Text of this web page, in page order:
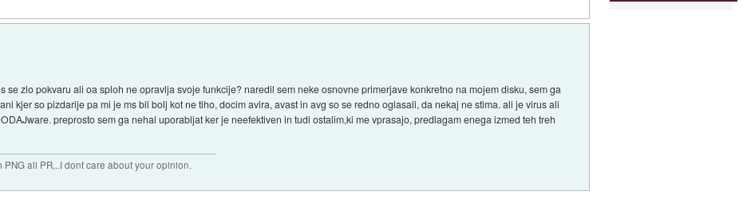
se zlo pokvaru ali oa sploh ne opravlja svoje funkcije? naredil sem neke osnovne primerjave konkretno na mojem disku, sem ga
kjer so pizdarije pa mi je ms bil bolj kot ne tiho, docim avira, avast in avg so se redno oglasali, da nekaj ne stima. ali je virus ali
preprosto sem ga nehal uporabljat ker je neefektiven in tudi ostalim,ki me vprasajo, predlagam enega izmed teh treh
ali PR,..I dont care about your opinion.